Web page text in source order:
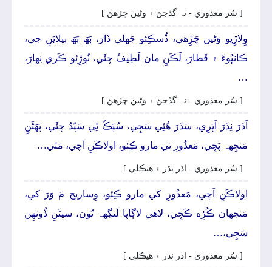
[ سُر معذوري - نہ گڏجڻ ۽ وڻين چڙهڻ ]
وِلاڙِيو وَڻين چَڙِهي، ڏُسڪِئو جَهلي ڏارَ، ٻَھَ ٻَھَ ٻيلايَنِ جي،
ڪانڀُوءَ ۾ قَطارَ، لَڪَنِ مان لَطِيفُ چئَي، نُوڙِئو ڪَري نِھارَ،
…
[ سُر معذوري - نہ گڏجڻ ۽ وڻين چڙهڻ ]
اَڌَرَ نِڌَرَ اَڀَرِي، سَڌَرَ ھُئِي سَچِي، سُپَڪُ ٿِي سَيِّدُ چئَي، پَھَڻَنِ
مَنجِهہ پَچِي، مَعذُورِ تي مارو ڪِئو، اولاڪَنِ اَچي، مَٿي…
[ سُر معذوري - اڌر نڌر ۽ ھيڪلي ]
اولاڪَنِ اَچي، مَعذُورِ کي مارو ڪِئو، وِساريج مَ وَرَ کي،
مَنجهان ڪُڙِه ڪَچِي، لاھي لاڳاپا لَنگِهہ تُون، سيڻَنِ ڏُونھِن
سَچِي،…
[ سُر معذوري - اڌر نڌر ۽ ھيڪلي ]